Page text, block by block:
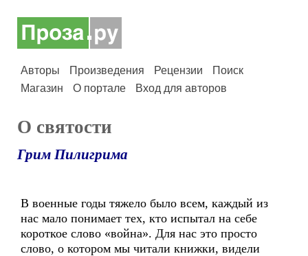
Авторы Произведения Рецензии
Поиск
Магазин
О портале Вход для авторов
О святости
Грим Пилигрима
В военные годы тяжело было всем, каждый из
нас мало понимает тех, кто испытал на себе
короткое слово «война». Для нас это просто
слово, о котором мы читали книжки, видели